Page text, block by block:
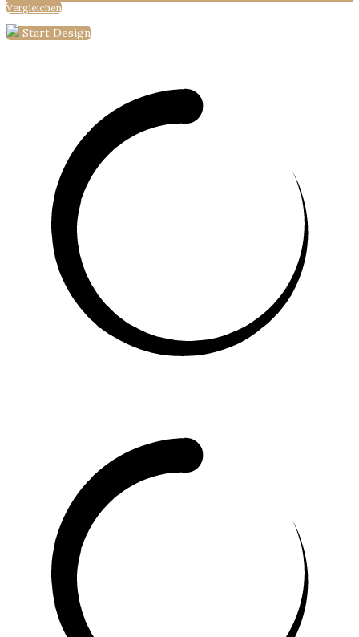
Vergleichen
Start Design